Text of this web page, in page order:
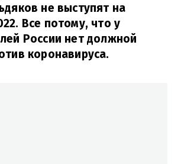
не выступят на
Все потому, что у
России нет должной
коронавируса.